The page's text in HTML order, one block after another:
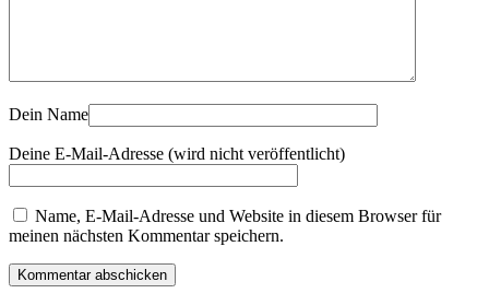
Dein Name
Deine E-Mail-Adresse (wird nicht veröffentlicht)
Name, E-Mail-Adresse und Website in diesem Browser für
meinen nächsten Kommentar speichern.